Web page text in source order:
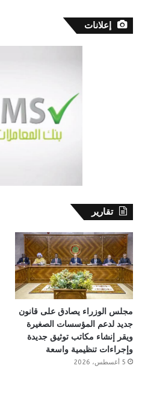
إعلانات
تقارير
مجلس الوزراء يصادق على قانون
جديد لدعم المؤسسات الصغيرة
ويقر إنشاء مكاتب توثيق جديدة
وإجراءات تنظيمية واسعة
5 أغسطس، 2026